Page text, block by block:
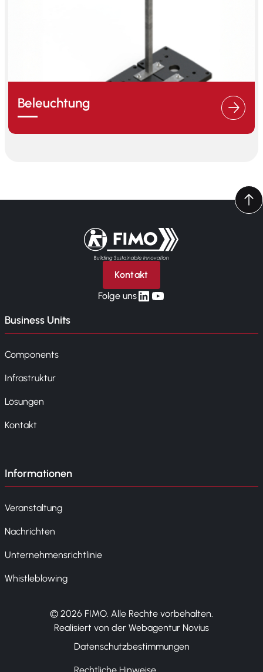
Beleuchtung
Zurück zur Startseite
Kontakt
Folge unslinkedin
yt
Business Units
Components
Infrastruktur
Lösungen
Kontakt
Informationen
Veranstaltung
Nachrichten
Unternehmensrichtlinie
Whistleblowing
© 2026 FIMO. Alle Rechte vorbehalten.
Realisiert von der Webagentur Novius
Datenschutzbestimmungen